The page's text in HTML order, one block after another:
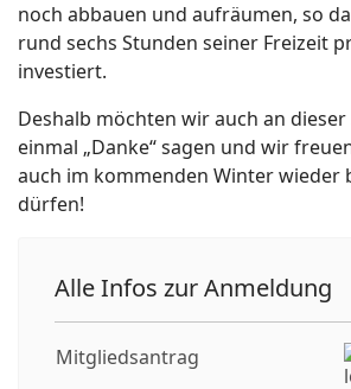
noch abbauen und aufräumen, so
rund sechs Stunden seiner Freizeit
investiert.
Deshalb möchten wir auch an dieser
einmal „Danke“ sagen und wir
auch im kommenden Winter wieder
dürfen!
Alle Infos zur Anmeldung
Mitgliedsantrag